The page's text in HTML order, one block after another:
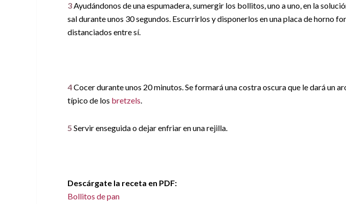
3Ayudándonos de una espumadera, sumergir los bollitos, uno a uno, en la
sal durante unos 30 segundos. Escurrirlos y disponerlos en una placa de horno
distanciados entre sí.
4Cocer durante unos 20 minutos. Se formará una costra oscura que le dará un
típico de los bretzels.
5 Servir enseguida o dejar enfriar en una rejilla.
Descárgate la receta en PDF:
Bollitos de pan